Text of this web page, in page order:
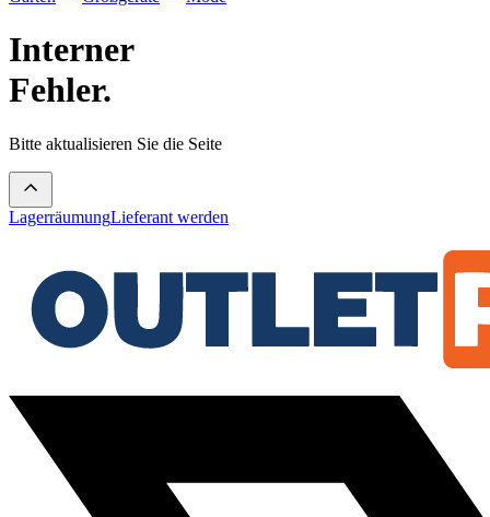
Interner
Fehler.
Bitte aktualisieren Sie die Seite
LagerräumungLieferant werden